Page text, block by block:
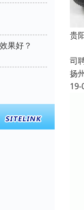
果好？
贵
司
扬
19-